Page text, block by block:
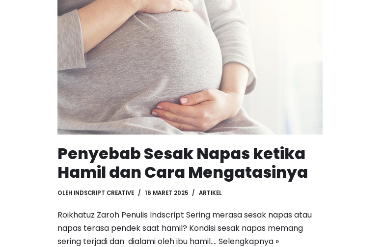
Penyebab Sesak Napas ketika
Hamil dan Cara Mengatasinya
OLEH INDSCRIPT CREATIVE 16 MARET 2025 ARTIKEL
Roikhatuz Zaroh Penulis Indscript Sering merasa sesak napas atau
napas terasa pendek saat hamil? Kondisi sesak napas memang
sering terjadi dan dialami oleh ibu hamil.… Selengkapnya »